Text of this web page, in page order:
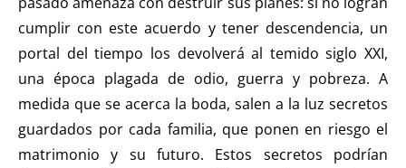
cumplir con este acuerdo y tener descendencia, un
portal del tiempo los devolverá al temido siglo XXI,
una época plagada de odio, guerra y pobreza. A
medida que se acerca la boda, salen a la luz secretos
guardados por cada familia, que ponen en riesgo el
matrimonio y su futuro. Estos secretos podrían